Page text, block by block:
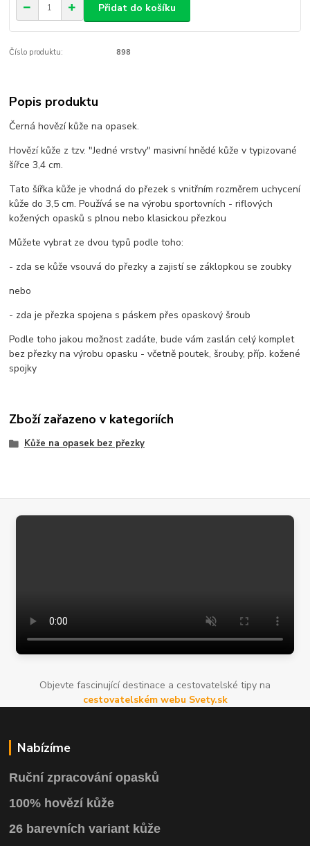
Přidat do košíku
Číslo produktu: 898
Popis produktu
Černá hovězí kůže na opasek.
Hovězí kůže z tzv. "Jedné vrstvy" masivní hnědé kůže v typizované
šířce 3,4 cm.
Tato šířka kůže je vhodná do přezek s vnitřním rozměrem uchycení
kůže do 3,5 cm. Používá se na výrobu sportovních - riflových
kožených opasků s plnou nebo klasickou přezkou
Můžete vybrat ze dvou typů podle toho:
- zda se kůže vsouvá do přezky a zajistí se záklopkou se zoubky
nebo
- zda je přezka spojena s páskem přes opaskový šroub
Podle toho jakou možnost zadáte, bude vám zaslán celý komplet
bez přezky na výrobu opasku - včetně poutek, šrouby, příp. kožené
spojky
Zboží zařazeno v kategoriích
Kůže na opasek bez přezky
Objevte fascinující destinace a cestovatelské tipy na
cestovatelském webu Svety.sk
Nabízíme
Ruční zpracování opasků
100% hovězí kůže
26 barevních variant kůže